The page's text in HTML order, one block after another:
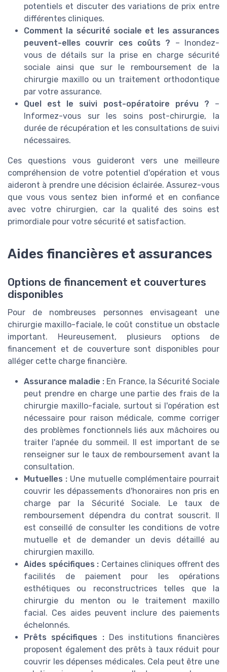
potentiels et discuter des variations de prix entre
différentes cliniques.
Comment la sécurité sociale et les assurances
peuvent-elles couvrir ces coûts ? – Inondez-
vous de détails sur la prise en charge sécurité
sociale ainsi que sur le remboursement de la
chirurgie maxillo ou un traitement orthodontique
par votre assurance.
Quel est le suivi post-opératoire prévu ? –
Informez-vous sur les soins post-chirurgie, la
durée de récupération et les consultations de suivi
nécessaires.
Ces questions vous guideront vers une meilleure
compréhension de votre potentiel d'opération et vous
aideront à prendre une décision éclairée. Assurez-vous
que vous vous sentez bien informé et en confiance
avec votre chirurgien, car la qualité des soins est
primordiale pour votre sécurité et satisfaction.
Aides financières et assurances
Options de financement et couvertures
disponibles
Pour de nombreuses personnes envisageant une
chirurgie maxillo-faciale, le coût constitue un obstacle
important. Heureusement, plusieurs options de
financement et de couverture sont disponibles pour
alléger cette charge financière.
Assurance maladie : En France, la Sécurité Sociale
peut prendre en charge une partie des frais de la
chirurgie maxillo-faciale, surtout si l'opération est
nécessaire pour raison médicale, comme corriger
des problèmes fonctionnels liés aux mâchoires ou
traiter l'apnée du sommeil. Il est important de se
renseigner sur le taux de remboursement avant la
consultation.
Mutuelles : Une mutuelle complémentaire pourrait
couvrir les dépassements d'honoraires non pris en
charge par la Sécurité Sociale. Le taux de
remboursement dépendra du contrat souscrit. Il
est conseillé de consulter les conditions de votre
mutuelle et de demander un devis détaillé au
chirurgien maxillo.
Aides spécifiques : Certaines cliniques offrent des
facilités de paiement pour les opérations
esthétiques ou reconstructrices telles que la
chirurgie du menton ou le traitement maxillo
facial. Ces aides peuvent inclure des paiements
échelonnés.
Prêts spécifiques :Des institutions financières
proposent également des prêts à taux réduit pour
couvrir les dépenses médicales. Cela peut être une